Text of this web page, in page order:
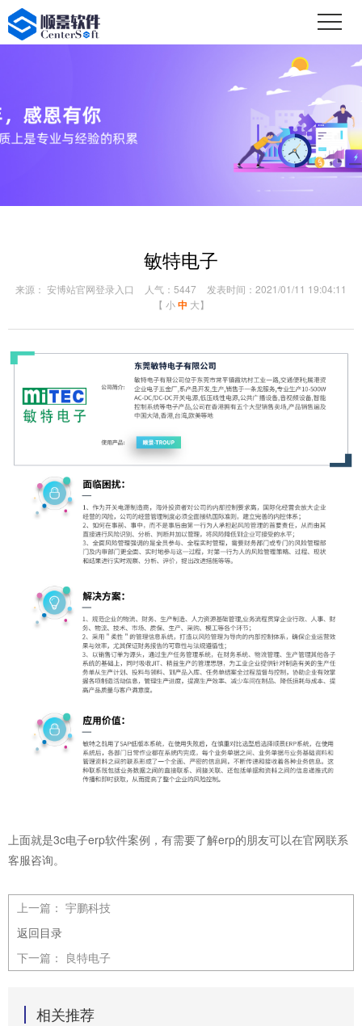
敏特电子
来源： 安博站官网登录入口 人气：5447
发表时间：2021/01/11 19:04:11
【 小 中 大】
上面就是3c电子erp软件案例，有需要了解erp的朋友可以在官网联系
客服咨询。
上一篇： 宇鹏科技
返回目录
下一篇： 良特电子
相关推荐